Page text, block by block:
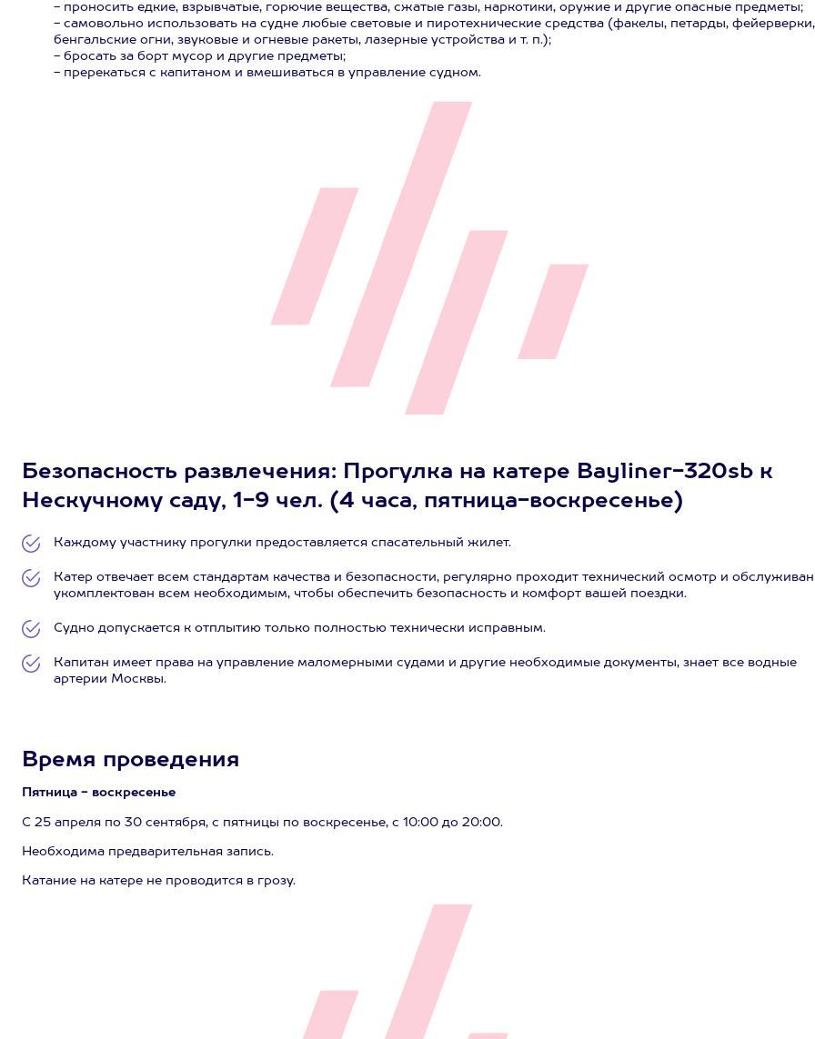
- проносить едкие, взрывчатые, горючие вещества, сжатые газы, наркотики, оружие и другие опасные предметы;
- самовольно использовать на судне любые световые и пиротехнические средства (факелы, петарды, фейерверки,
бенгальские огни, звуковые и огневые ракеты, лазерные устройства и т. п.);
- бросать за борт мусор и другие предметы;
- пререкаться с капитаном и вмешиваться в управление судном.
Безопасность развлечения: Прогулка на катере Bayliner-320sb к
Нескучному саду, 1-9 чел. (4 часа, пятница-воскресенье)
Каждому участнику прогулки предоставляется спасательный жилет.
Катер отвечает всем стандартам качества и безопасности, регулярно проходит технический осмотр и
укомплектован всем необходимым, чтобы обеспечить безопасность и комфорт вашей поездки.
Судно допускается к отплытию только полностью технически исправным.
Капитан имеет права на управление маломерными судами и другие необходимые документы, знает все водные
артерии Москвы.
Время проведения
Пятница - воскресенье
С 25 апреля по 30 сентября, с пятницы по воскресенье, с 10:00 до 20:00.
Необходима предварительная запись.
Катание на катере не проводится в грозу.